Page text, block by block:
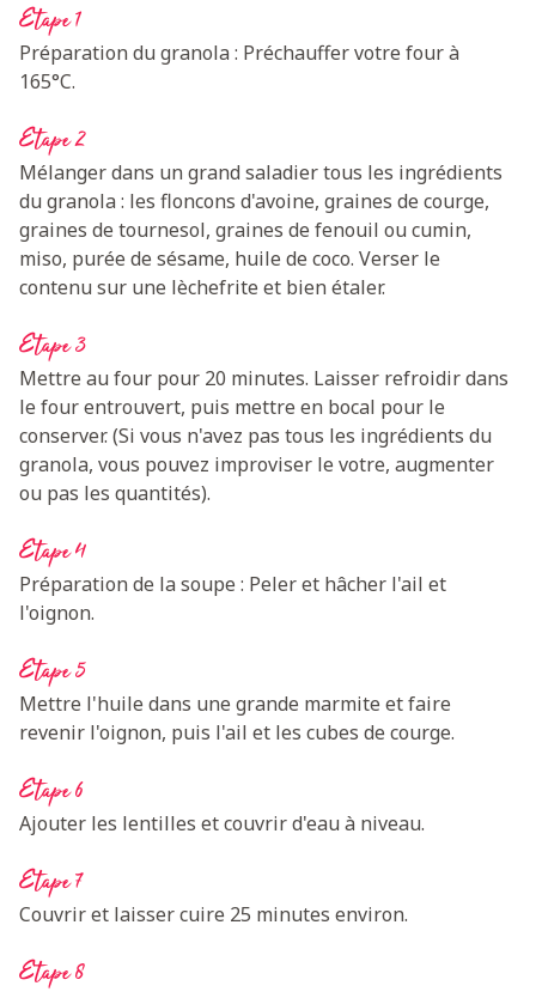
Etape 1
Préparation du granola : Préchauffer votre four à
165°C.
Etape 2
Mélanger dans un grand saladier tous les ingrédients
du granola : les floncons d'avoine, graines de courge,
graines de tournesol, graines de fenouil ou cumin,
miso, purée de sésame, huile de coco. Verser le
contenu sur une lèchefrite et bien étaler.
Etape 3
Mettre au four pour 20 minutes. Laisser refroidir dans
le four entrouvert, puis mettre en bocal pour le
conserver. (Si vous n'avez pas tous les ingrédients du
granola, vous pouvez improviser le votre, augmenter
ou pas les quantités).
Etape 4
Préparation de la soupe : Peler et hâcher l'ail et
l'oignon.
Etape 5
Mettre l'huile dans une grande marmite et faire
revenir l'oignon, puis l'ail et les cubes de courge.
Etape 6
Ajouter les lentilles et couvrir d'eau à niveau.
Etape 7
Couvrir et laisser cuire 25 minutes environ.
Etape 8